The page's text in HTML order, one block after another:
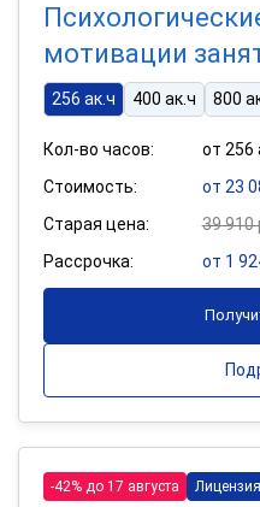
мотивации
256 ак.ч 400 ак.ч 800
Кол-во часов:
от 256
Стоимость:
от 23
Старая цена:
39 910
Рассрочка:
от 1
-42% до 17 августа Лицензия